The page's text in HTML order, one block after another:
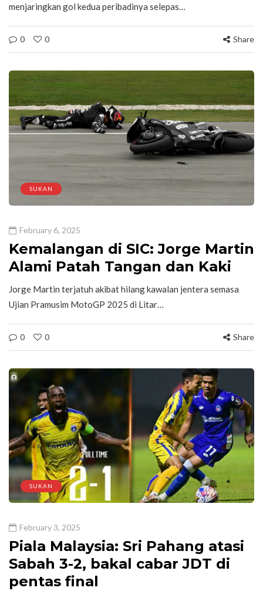
menjaringkan gol kedua peribadinya selepas…
0 0 Share
SUKAN
February 6, 2025
Kemalangan di SIC: Jorge Martin
Alami Patah Tangan dan Kaki
Jorge Martin terjatuh akibat hilang kawalan jentera semasa
Ujian Pramusim MotoGP 2025 di Litar…
0 0 Share
SUKAN
February 3, 2025
Piala Malaysia: Sri Pahang atasi
Sabah 3-2, bakal cabar JDT di
pentas final